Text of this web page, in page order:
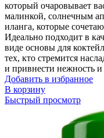
который очаровывает
малинкой, солнечным
иланга, которые
Идеально подходит в
виде основы для
тех, кто стремится
и привнести нежность
Добавить в избранное
В корзину
Быстрый просмотр